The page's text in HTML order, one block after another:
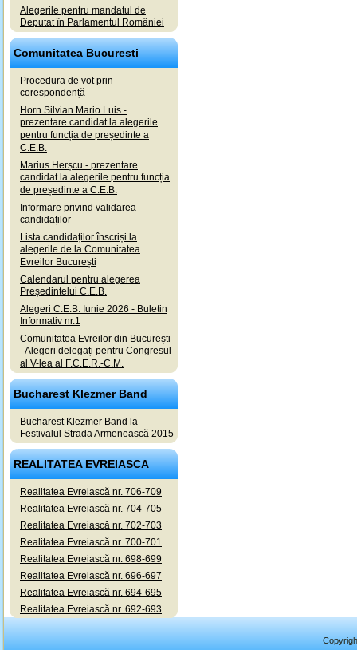
Alegerile pentru mandatul de
Deputat în Parlamentul României
Comunitatea Bucuresti
Procedura de vot prin
corespondență
Horn Silvian Mario Luis -
prezentare candidat la alegerile
pentru funcția de președinte a
C.E.B.
Marius Herșcu - prezentare
candidat la alegerile pentru funcția
de președinte a C.E.B.
Informare privind validarea
candidaților
Lista candidaților înscriși la
alegerile de la Comunitatea
Evreilor București
Calendarul pentru alegerea
Președintelui C.E.B.
Alegeri C.E.B. Iunie 2026 - Buletin
Informativ nr.1
Comunitatea Evreilor din București
- Alegeri delegați pentru Congresul
al V-lea al F.C.E.R.-C.M.
Bucharest Klezmer Band
Bucharest Klezmer Band la
Festivalul Strada Armenească 2015
REALITATEA EVREIASCA
Realitatea Evreiască nr. 706-709
Realitatea Evreiască nr. 704-705
Realitatea Evreiască nr. 702-703
Realitatea Evreiască nr. 700-701
Realitatea Evreiască nr. 698-699
Realitatea Evreiască nr. 696-697
Realitatea Evreiască nr. 694-695
Realitatea Evreiască nr. 692-693